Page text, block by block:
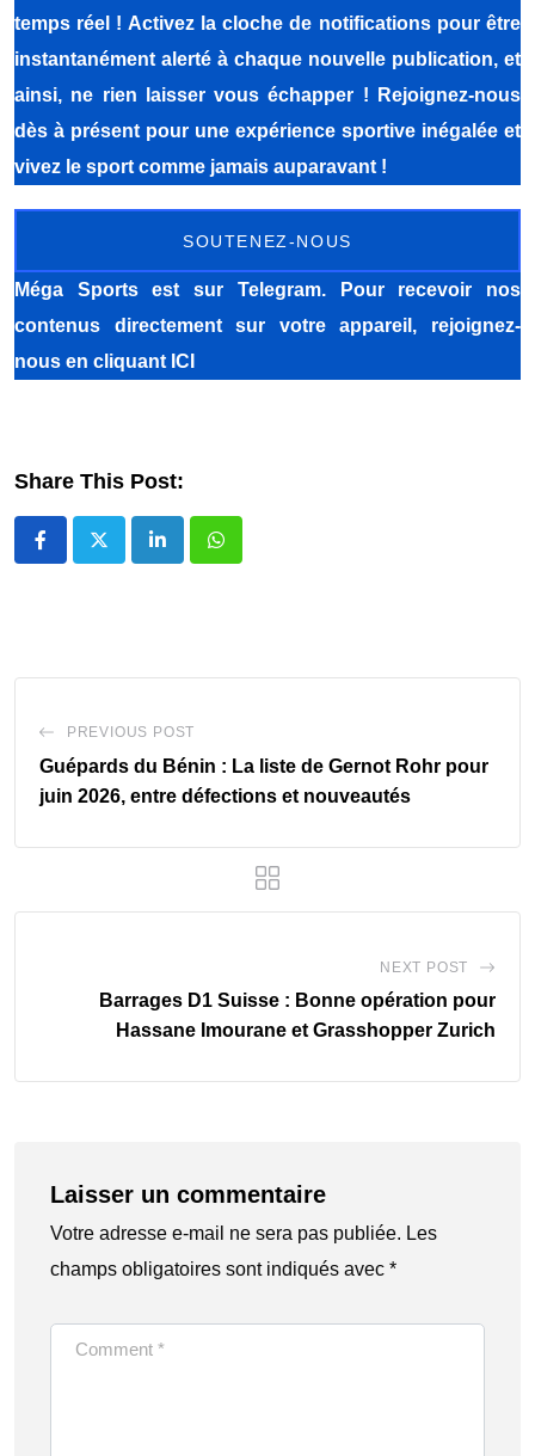
temps réel ! Activez la cloche de notifications pour être
instantanément alerté à chaque nouvelle publication, et
ainsi, ne rien laisser vous échapper ! Rejoignez-nous
dès à présent pour une expérience sportive inégalée et
vivez le sport comme jamais auparavant !
SOUTENEZ-NOUS
Méga Sportsest sur Telegram. Pour recevoir nos
contenus directement sur votre appareil, rejoignez-
nous en cliquant ICI
Share This Post:
LinkedIn Whatsapp
PREVIOUS POST
Guépards du Bénin : La liste de Gernot Rohr pour
juin 2026, entre défections et nouveautés
NEXT POST
Barrages D1 Suisse : Bonne opération pour
Hassane Imourane et Grasshopper Zurich
Laisser un commentaire
Votre adresse e-mail ne sera pas publiée. Les
champs obligatoires sont indiqués avec *